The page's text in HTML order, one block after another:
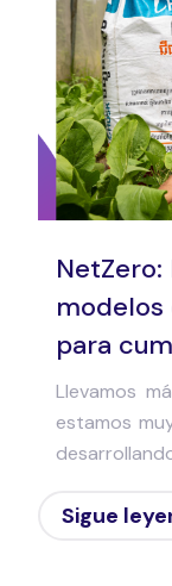
modelos
para
Llevamos
estamos
Sigue